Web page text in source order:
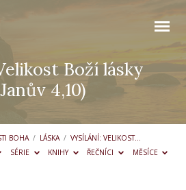
Boží lásky
4,10)
BOHA / LÁSKA / VYSÍLÁNÍ: VELIKOST…
SÉRIE KNIHY ŘEČNÍCI MĚSÍCE